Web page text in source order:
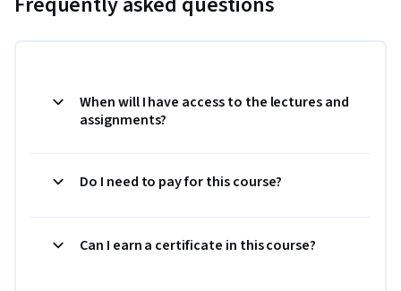
When will I have access to the lectures and
assignments?
Do I need to pay for this course?
Can I earn a certificate in this course?